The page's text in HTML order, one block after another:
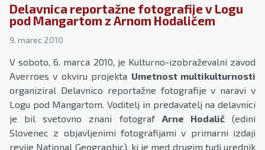
Delavnica reportažne fotografije v Logu
pod Mangartom z Arnom Hodaličem
9. marec 2010
V soboto, 6. marca 2010, je Kulturno-izobraževalni zavod
Averroes v okviru projekta Umetnost multikulturnosti
organiziral Delavnico reportažne fotografije v naravi v
Logu pod Mangartom. Voditelj in predavatelj na delavnici
je bil svetovno znani fotograf Arne Hodalič(edini
Slovenec z objavljenimi fotografijami v primarni izdaji
revije National Geographic), ki je med drugim tudi urednik